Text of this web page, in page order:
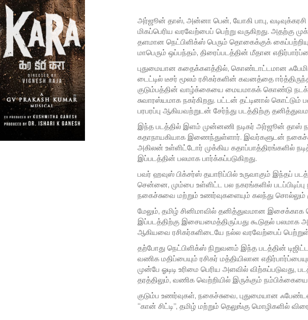
அர்ஜூன் தாஸ், அன்னா பென், யோகி பாபு, வடிவுக்கரசி
மிகப்பெரிய வரவேற்பைப் பெற்று வருகிறது. அதற்கு
தளமான நெட்பிளிக்ஸ் பெரும் தொகைக்குக்
மாபெரும் ஒப்பந்தம், திரைப்படத்தின் மீதான
புதுமையான கதைக்களத்தில், கொண்டாட்டமான
டைட்டில் டீசர் மூலம் ரசிகர்களின் கவனத்தை
குடும்பத்தின் வாழ்க்கையை மையமாகக் கொண்டு
சுவாரஸ்யமாக நகர்கிறது. பட்டன் தட்டினால்
பரபரப்பு ஆகியவற்றுடன் சேர்ந்து படத்திற்கு
இந்த படத்தில் இளம் முன்னணி நடிகர் அர்ஜூன் தாஸ்
கதாநாயகியாக இணைந்துள்ளார். இவர்களுடன்
அகிலன் உள்ளிட்டோர் முக்கிய கதாப்பாத்திரங்களில்
இப்படத்தின் பலமாக பார்க்கப்படுகிறது.
பவர் ஹவுஸ் பிக்சர்ஸ் தயாரிப்பில் உருவாகும் இந்தப்
சென்னை, மும்பை உள்ளிட்ட பல நகரங்களில்
நகைச்சுவை மற்றும் உணர்வுகளையும் கலந்து சொல்லும்
மேலும், தமிழ் சினிமாவில் தனித்துவமான
இப்படத்திற்கு இசையமைத்திருப்பது கூடுதல்
ஆகியவை ரசிகர்களிடையே நல்ல வரவேற்பைப்
தற்போது நெட்பிளிக்ஸ் நிறுவனம் இந்த படத்தின்
வணிக மதிப்பையும் ரசிகர் மத்தியிலான
முன்பே ஓடிடி உரிமை பெரிய அளவில்
தரத்திலும், வணிக வெற்றியில் இருக்கும் நம்பிக்கையை
குடும்ப உணர்வுகள், நகைச்சுவை, புதுமையான
“கான் சிட்டி”, தமிழ் மற்றும் தெலுங்கு மொழிகளில்